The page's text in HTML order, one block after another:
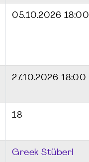
05.10.2026 18:00
27.10.2026 18:00
18
Greek Stüberl